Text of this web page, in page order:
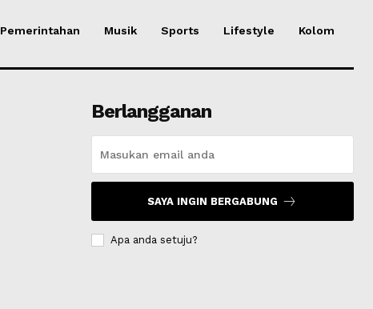
Pemerintahan Musik Sports Lifestyle Kolom
Berlangganan
SAYA INGIN BERGABUNG
Apa anda setuju?